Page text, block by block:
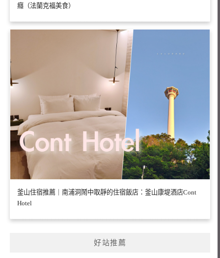
癮（法蘭克福美食）
釜山住宿推薦｜南浦洞鬧中取靜的住宿飯店：釜山康堤酒店Cont
Hotel
好站推薦